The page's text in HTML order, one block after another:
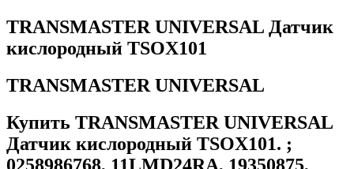
TRANSMASTER UNIVERSAL Датчик
кислородный TSOX101
TRANSMASTER UNIVERSAL
Купить TRANSMASTER UNIVERSAL
Датчик кислородный TSOX101. ;
0258986768, 11LMD24RA, 19350875,